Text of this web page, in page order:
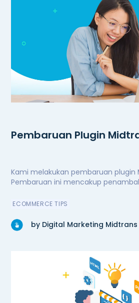
Pembaruan Plugin
Kami melakukan pembaruan plugin
Pembaruan ini mencakup
peningkatan performa secara signifikan, serta perbaikan
ECOMMERCE TIPS
by Digital Marketing Midtrans